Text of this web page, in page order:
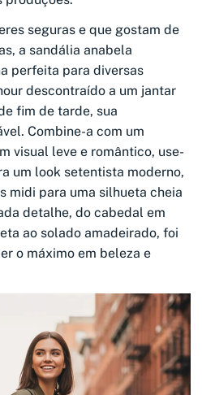
seguras e que gostam de
a sandália anabela
perfeita para diversas
descontraído a um jantar
fim de tarde, sua
Combine-a com um
visual leve e romântico, use-
um look setentista moderno,
midi para uma silhueta cheia
detalhe, do cabedal em
ao solado amadeirado, foi
o máximo em beleza e